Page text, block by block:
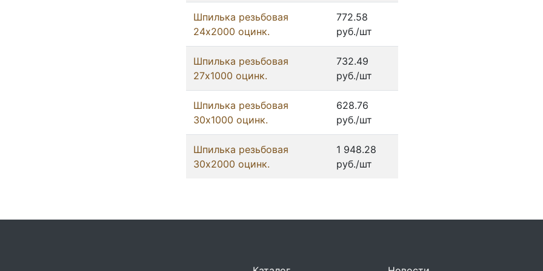
Шпилька резьбовая
24x2000 оцинк.
772.58
руб./шт
Шпилька резьбовая
27x1000 оцинк.
732.49
руб./шт
Шпилька резьбовая
30x1000 оцинк.
628.76
руб./шт
Шпилька резьбовая
30x2000 оцинк.
1 948.28
руб./шт